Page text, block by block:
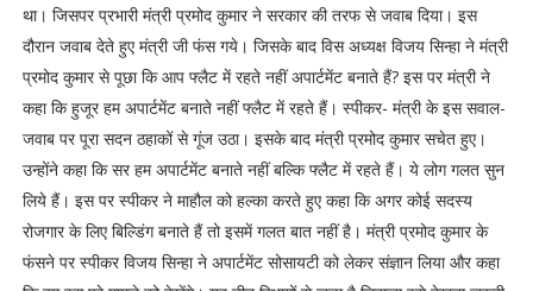
था। जिसपर प्रभारी मंत्री प्रमोद कुमार ने सरकार की तरफ से जवाब दिया। इस
दौरान जवाब देते हुए मंत्री जी फंस गये। जिसके बाद विस अध्यक्ष विजय सिन्हा ने मंत्री
प्रमोद कुमार से पूछा कि आप फ्लैट में रहते नहीं अपार्टमेंट बनाते हैं? इस पर मंत्री ने
कहा कि हुजूर हम अपार्टमेंट बनाते नहीं फ्लैट में रहते हैं। स्पीकर- मंत्री के इस सवाल-
जवाब पर पूरा सदन ठहाकों से गूंज उठा। इसके बाद मंत्री प्रमोद कुमार सचेत हुए।
उन्होंने कहा कि सर हम अपार्टमेंट बनाते नहीं बल्कि फ्लैट में रहते हैं। ये लोग गलत सुन
लिये हैं। इस पर स्पीकर ने माहौल को हल्का करते हुए कहा कि अगर कोई सदस्य
रोजगार के लिए बिल्डिंग बनाते हैं तो इसमें गलत बात नहीं है। मंत्री प्रमोद कुमार के
फंसने पर स्पीकर विजय सिन्हा ने अपार्टमेंट सोसायटी को लेकर संज्ञान लिया और कहा